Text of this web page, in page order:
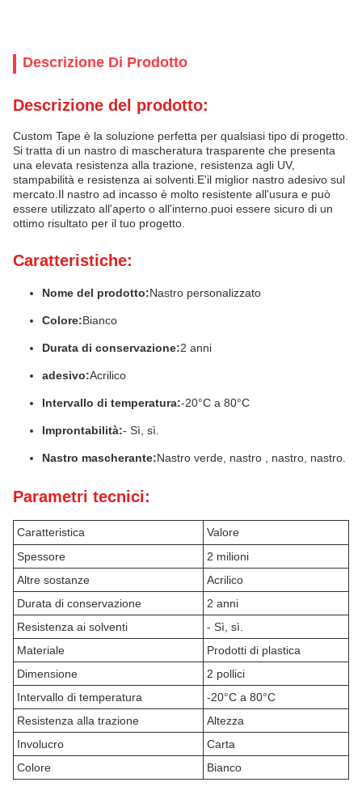
Descrizione Di Prodotto
Descrizione del prodotto:
Custom Tape è la soluzione perfetta per qualsiasi tipo di progetto.
Si tratta di un nastro di mascheratura trasparente che presenta
una elevata resistenza alla trazione, resistenza agli UV,
stampabilità e resistenza ai solventi.E'il miglior nastro adesivo sul
mercato.Il nastro ad incasso è molto resistente all'usura e può
essere utilizzato all'aperto o all'interno.puoi essere sicuro di un
ottimo risultato per il tuo progetto.
Caratteristiche:
Nome del prodotto:Nastro personalizzato
Colore:Bianco
Durata di conservazione:2 anni
adesivo:Acrilico
Intervallo di temperatura:-20°C a 80°C
Improntabilità:- Sì, sì.
Nastro mascherante:Nastro verde, nastro , nastro, nastro.
Parametri tecnici:
Caratteristica
Valore
Spessore
2 milioni
Altre sostanze
Acrilico
Durata di conservazione
2 anni
Resistenza ai solventi
- Sì, sì.
Materiale
Prodotti di plastica
Dimensione
2 pollici
Intervallo di temperatura
-20°C a 80°C
Resistenza alla trazione
Altezza
Involucro
Carta
Colore
Bianco